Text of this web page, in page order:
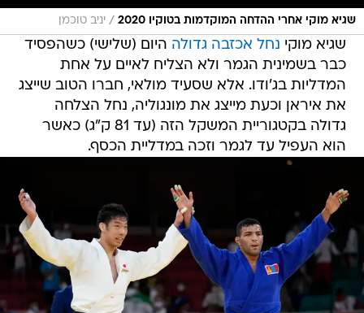
שגיא מוקי אחרי ההדחה המוקדמות בטוקיו 2020 / יניב טוכמן
שגיא מוקי נחל אכזבה גדולה היום (שלישי) כשהפסיד
כבר בשמינית הגמר ולא הצליח לאיים על אחת
המדליות בג'ודו. אלא שסעיד מולאי, חברו הטוב שייצג
את איראן וכעת מייצג את מונגוליה, נחל הצלחה
גדולה בקטגוריית המשקל הזה (עד 81 ק"ג) כאשר
הוא העפיל עד לגמר וזכה במדליית הכסף.